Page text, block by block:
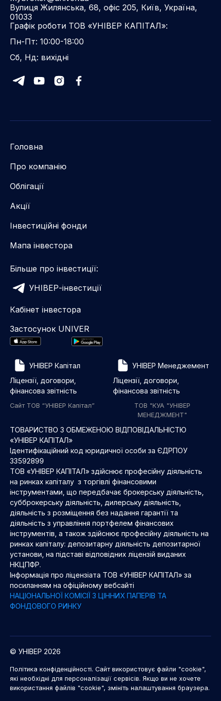
Вулиця Жилянська, 68, офіс 205, Київ, Україна,
01033
Графік роботи ТОВ «УНІВЕР КАПІТАЛ»:
Пн-Пт: 10:00-18:00
Сб, Нд: вихідні
Головна
Про компанію
Облігації
Акції
Інвестиційні фонди
Мапа інвестора
Більше про інвестиції:
УНІВЕР-інвестиції
Кабінет інвестора
Застосунок UNIVER
УНІВЕР Капітал
Ліцензії, договори,
фінансова звітність
Сайт ТОВ “УНІВЕР Капітал”
УНІВЕР Менеджемент
Ліцензії, договори,
фінансова звітність
ТОВ "КУА "УНІВЕР
МЕНЕДЖМЕНТ"
ТОВАРИСТВО З ОБМЕЖЕНОЮ ВІДПОВІДАЛЬНІСТЮ
«УНІВЕР КАПІТАЛ»
Ідентифікаційний код юридичної особи за ЄДРПОУ
33592899
ТОВ «УНІВЕР КАПІТАЛ» здійснює професійну діяльність
на ринках капіталу з торгівлі фінансовими
інструментами, що передбачає брокерську діяльність,
субброкерську діяльність, дилерську діяльність,
діяльність з розміщення без надання гарантії та
діяльність з управління портфелем фінансових
інструментів, а також здійснює професійну діяльність на
ринках капіталу: депозитарну діяльність депозитарної
установи, на підставі відповідних ліцензій виданих
НКЦПФР.
Інформація про ліцензіата ТОВ «УНІВЕР КАПІТАЛ» за
посиланням на офіційному вебсайті
НАЦІОНАЛЬНОЇ КОМІСІЇ З ЦІННИХ ПАПЕРІВ ТА
ФОНДОВОГО РИНКУ
© УНІВЕР 2026
Політика конфіденційності. Сайт використовує файли "cookie",
які необхідні для персоналізації сервісів. Якщо ви не хочете
використання файлів "cookie", змініть налаштування браузера.